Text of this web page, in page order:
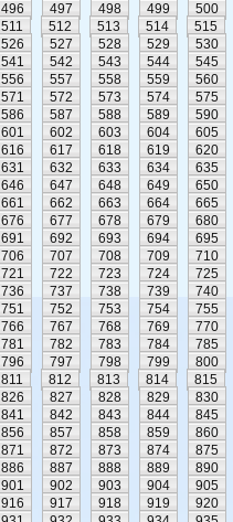
496 497 498 499 500
511 512 513 514 515
526 527 528 529 530
541 542 543 544 545
556 557 558 559 560
571 572 573 574 575
586 587 588 589 590
601 602 603 604 605
616 617 618 619 620
631 632 633 634 635
646 647 648 649 650
661 662 663 664 665
676 677 678 679 680
691 692 693 694 695
706 707 708 709 710
721 722 723 724 725
736 737 738 739 740
751 752 753 754 755
766 767 768 769 770
781 782 783 784 785
796 797 798 799 800
811 812 813 814 815
826 827 828 829 830
841 842 843 844 845
856 857 858 859 860
871 872 873 874 875
886 887 888 889 890
901 902 903 904 905
916 917 918 919 920